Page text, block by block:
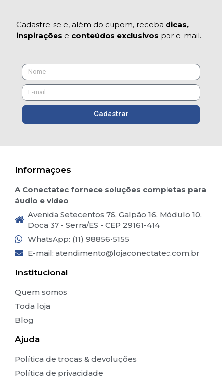
Cadastre-se e, além do cupom, receba dicas,
inspirações e conteúdos exclusivos por e-mail.
Cadastrar
Informações
A Conectatec fornece soluções completas para
áudio e vídeo
Avenida Setecentos 76, Galpão 16, Módulo 10,
Doca 37 - Serra/ES - CEP 29161-414
WhatsApp: (11) 98856-5155
E-mail:atendimento@lojaconectatec.com.br
Institucional
Quem somos
Toda loja
Blog
Ajuda
Política de trocas & devoluções
Política de privacidade